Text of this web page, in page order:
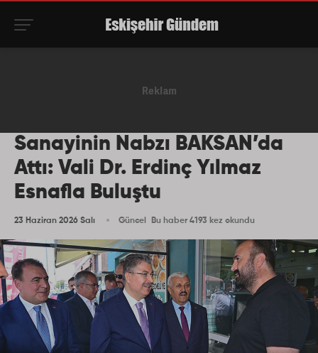
Sanayinin Nabzı BAKSAN’da
Attı: Vali Dr. Erdinç Yılmaz
Esnafla Buluştu
23 Haziran 2026 Salı Güncel Bu haber 4193 kez okundu